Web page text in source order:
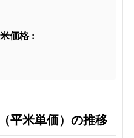
価格 :
平米単価）の推移